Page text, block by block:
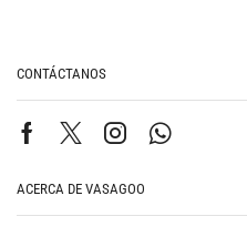
CONTÁCTANOS
ACERCA DE VASAGOO